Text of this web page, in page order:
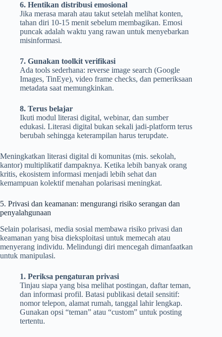
6. Hentikan distribusi emosional
Jika merasa marah atau takut setelah melihat konten,
tahan diri 10-15 menit sebelum membagikan. Emosi
puncak adalah waktu yang rawan untuk menyebarkan
misinformasi.
7. Gunakan toolkit verifikasi
Ada tools sederhana: reverse image search (Google
Images, TinEye), video frame checks, dan pemeriksaan
metadata saat memungkinkan.
8. Terus belajar
Ikuti modul literasi digital, webinar, dan sumber
edukasi. Literasi digital bukan sekali jadi-platform terus
berubah sehingga keterampilan harus terupdate.
Meningkatkan literasi digital di komunitas (mis. sekolah,
kantor) multiplikatif dampaknya. Ketika lebih banyak orang
kritis, ekosistem informasi menjadi lebih sehat dan
kemampuan kolektif menahan polarisasi meningkat.
5. Privasi dan keamanan: mengurangi risiko serangan dan
penyalahgunaan
Selain polarisasi, media sosial membawa risiko privasi dan
keamanan yang bisa dieksploitasi untuk memecah atau
menyerang individu. Melindungi diri mencegah dimanfaatkan
untuk manipulasi.
1. Periksa pengaturan privasi
Tinjau siapa yang bisa melihat postingan, daftar teman,
dan informasi profil. Batasi publikasi detail sensitif:
nomor telepon, alamat rumah, tanggal lahir lengkap.
Gunakan opsi “teman” atau “custom” untuk posting
tertentu.